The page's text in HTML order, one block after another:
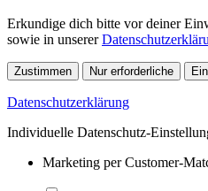
Erkundige dich bitte vor deiner
sowie in unserer
Zustimmen Nur erforderliche
Datenschutzerklärung
Individuelle Datenschutz-
Marketing per Customer-